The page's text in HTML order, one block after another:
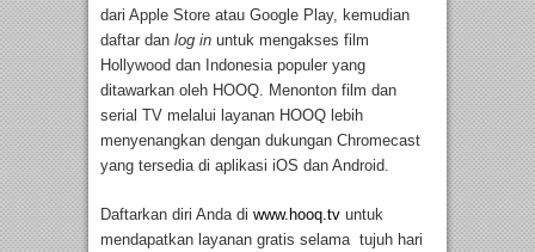
dari Apple Store atau Google Play, kemudian
daftar dan log in untuk mengakses film
Hollywood dan Indonesia populer yang
ditawarkan oleh HOOQ. Menonton film dan
serial TV melalui layanan HOOQ lebih
menyenangkan dengan dukungan Chromecast
yang tersedia di aplikasi iOS dan Android.
Daftarkan diri Anda di www.hooq.tv untuk
mendapatkan layanan gratis selama tujuh hari